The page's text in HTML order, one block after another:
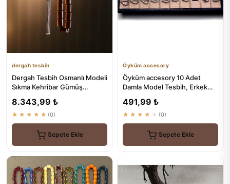
dergah tesbih
Dergah Tesbih Osmanlı Modeli
Sıkma Kehribar Gümüş
8.343,99 ₺
★★★★★ (0)
Sepete Ekle
Öyküm accesory
Öyküm accesory 10 Adet
Damla Model Tesbih, Erkek
491,99 ₺
★★★★★ (0)
Sepete Ekle